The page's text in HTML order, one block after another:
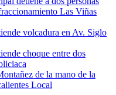
Las Viñas
volcadura en Av. Siglo
choque entre dos
de la mano de la
Local